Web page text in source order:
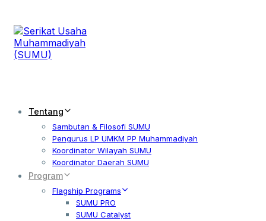
Tentang
Sambutan & Filosofi SUMU
Pengurus LP UMKM PP Muhammadiyah
Koordinator Wilayah SUMU
Koordinator Daerah SUMU
Program
Flagship Programs
SUMU PRO
SUMU Catalyst